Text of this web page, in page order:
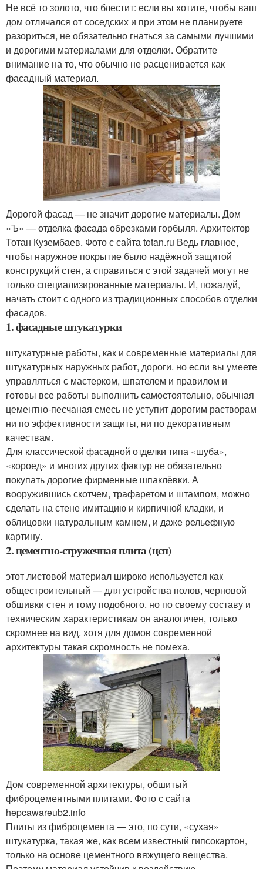
Не всё то золото, что блестит: если вы хотите, чтобы ваш
дом отличался от соседских и при этом не планируете
разориться, не обязательно гнаться за самыми лучшими
и дорогими материалами для отделки. Обратите
внимание на то, что обычно не расценивается как
фасадный материал.
Дорогой фасад — не значит дорогие материалы. Дом
«Ъ» — отделка фасада обрезками горбыля. Архитектор
Тотан Кузембаев. Фото с сайта totan.ru Ведь главное,
чтобы наружное покрытие было надёжной защитой
конструкций стен, а справиться с этой задачей могут не
только специализированные материалы. И, пожалуй,
начать стоит с одного из традиционных способов отделки
фасадов.
1. фасадные штукатурки
штукатурные работы, как и современные материалы для
штукатурных наружных работ, дороги. но если вы умеете
управляться с мастерком, шпателем и правилом и
готовы все работы выполнить самостоятельно, обычная
цементно-песчаная смесь не уступит дорогим растворам
ни по эффективности защиты, ни по декоративным
качествам.
Для классической фасадной отделки типа «шуба»,
«короед» и многих других фактур не обязательно
покупать дорогие фирменные шпаклёвки. А
вооружившись скотчем, трафаретом и штампом, можно
сделать на стене имитацию и кирпичной кладки, и
облицовки натуральным камнем, и даже рельефную
картину.
2. цементно-стружечная плита (цсп)
этот листовой материал широко используется как
общестроительный — для устройства полов, черновой
обшивки стен и тому подобного. но по своему составу и
техническим характеристикам он аналогичен, только
скромнее на вид. хотя для домов современной
архитектуры такая скромность не помеха.
Дом современной архитектуры, обшитый
фиброцементными плитами. Фото с сайта
hepcawareub2.info
Плиты из фиброцемента — это, по сути, «сухая»
штукатурка, такая же, как всем известный гипсокартон,
только на основе цементного вяжущего вещества.